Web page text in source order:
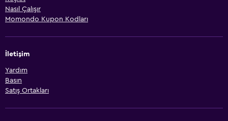
Nasıl Çalışır
Momondo Kupon Kodları
İletişim
Yardım
Basın
Satış Ortakları